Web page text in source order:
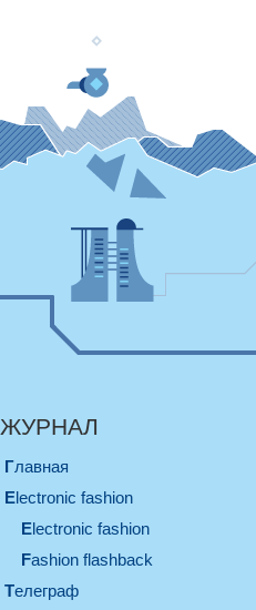
ЖУРНАЛ
Главная
electronic fashion
electronic fashion
Fashion flashback
телеграф